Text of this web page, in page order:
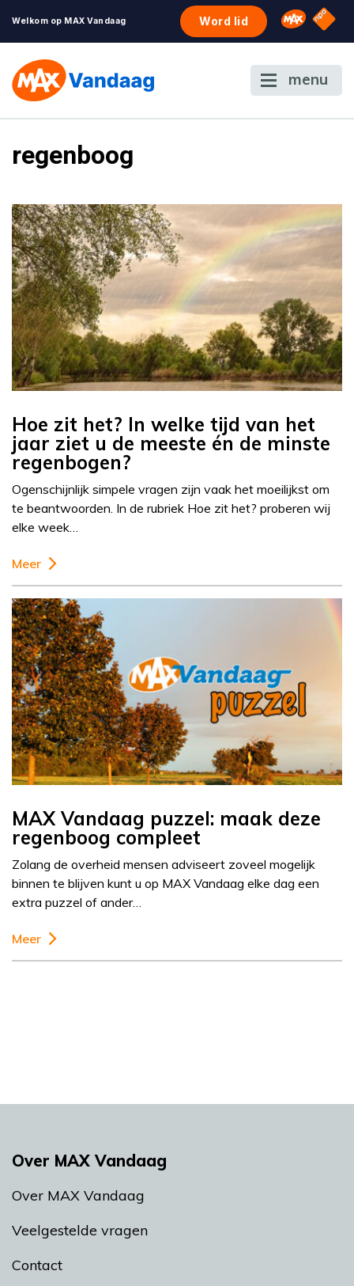
Welkom op MAX Vandaag Word lid Omroep
NPO
menu
regenboog
Hoe zit het? In welke tijd van het
jaar ziet u de meeste én de minste
regenbogen?
Ogenschijnlijk simpele vragen zijn vaak het moeilijkst om
te beantwoorden. In de rubriek Hoe zit het? proberen wij
elke week…
Meer
MAX Vandaag puzzel: maak deze
regenboog compleet
Zolang de overheid mensen adviseert zoveel mogelijk
binnen te blijven kunt u op MAX Vandaag elke dag een
extra puzzel of ander…
Meer
Over MAX Vandaag
Over MAX Vandaag
Veelgestelde vragen
Contact